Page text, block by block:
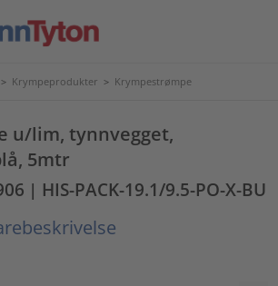
> Krympeprodukter > Krympestrømpe
u/lim, tynnvegget,
5mtr
| HIS-PACK-19.1/9.5-PO-X-BU